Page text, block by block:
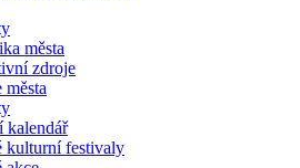
města
zdroje
města
kalendář
kulturní festivaly